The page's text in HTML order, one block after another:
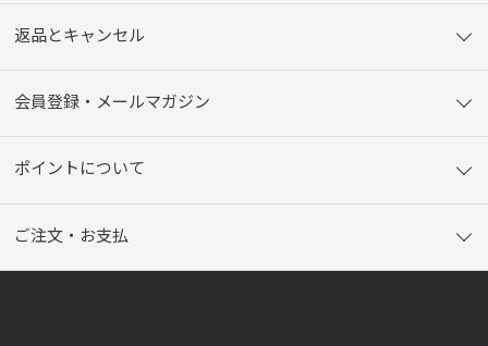
返品とキャンセル
会員登録・メールマガジン
ポイントについて
ご注文・お支払